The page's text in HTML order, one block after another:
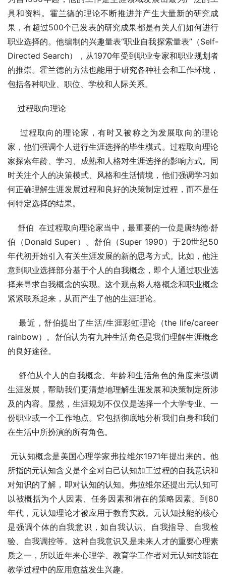
具和资料。霍兰德的理论不断推进并产生大量新的研究成
果，有超过500个已发表的研究成果都是有关人们如何进行
职业选择的。他编制的兴趣量表“职业自我探索量表”（Self-
Directed Search），从1970年受到职业专家和职业规划者
的推崇。霍兰德的方法也能用于研究各种社会和工作环境，
包括各种职业、职位、学校和人际关系。
过程取向理论
过程取向的理论家，有时又被称之为发展取向的理论
家，他们强调个人进行生涯选择的毕生模式。过程取向理论
家探索年龄、学习、成熟和人格对生涯选择的影响方式。同
时关注个人的决策模式、风格和生活情境，他们强调学习如
何正确理解生涯发展过程和良好的决策制定过程，而不是任
何特定选择的结果。
舒伯  在过程取向理论家当中，最重要的一位是唐纳德·舒
伯（Donald Super）。舒伯（Super 1990）于20世纪50
年代初开始引入有关生涯发展的新的思考方式。比如，他注
意到职业选择部分基于个人的自我概念，即个人通过职业选
择来寻求自我概念的实现。这个观点将人格概念和职业概念
紧紧联系起来，从而产生了他的生涯理论。
最近，舒伯提出了生活/生涯彩虹理论（the life/career
rainbow）。舒伯认为有九种生活角色是我们理解生涯概念
的良好途径。
舒伯从个人的自我概念、年龄和生活角色的角度来强调
生涯发展，帮助我们更清楚地理解生涯发展和决策制定所涉
及的内容。显然，生涯规划不仅仅是选择一个大学专业、一
份职业或一个工作地点。它包括彻底地分析我们自身和我们
在生活中所扮演的所有角色。
元认知概念是美国心理学家弗拉维尔1971年提出来的。他
所指的元认知含义是个全对自己认知加工过程的自我意识和
对知识的了解，即对认知的认知。弗拉维尔还提出元认知可
以被概括为个人因素、任务因素和潜在的策略因素。到80
年代，元认知理论才被应用于教育实践。元认知技能的核心
是强调个体的自我意识，如自我认识、自我指导、自我检
验、自我调控等。这种自我意识又是未来人才的重要心理素
质之一，所以近年来心理学、教育学工作者对元认知技能在
教学过程中的应用愈益发生兴趣。